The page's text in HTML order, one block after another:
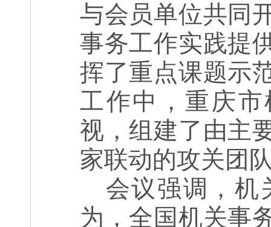
与会员单位共同
事务工作实践提
挥了重点课题示
工作中，重庆
视，组建了由主
家联动的攻关团
会议强调，机
为，全国机关事